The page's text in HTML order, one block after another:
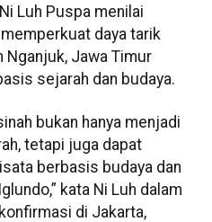
Luh Puspa menilai
daya tarik
Nganjuk, Jawa Timur
sejarah dan budaya.
bukan hanya menjadi
tetapi juga dapat
berbasis budaya dan
kata Ni Luh dalam
di Jakarta,